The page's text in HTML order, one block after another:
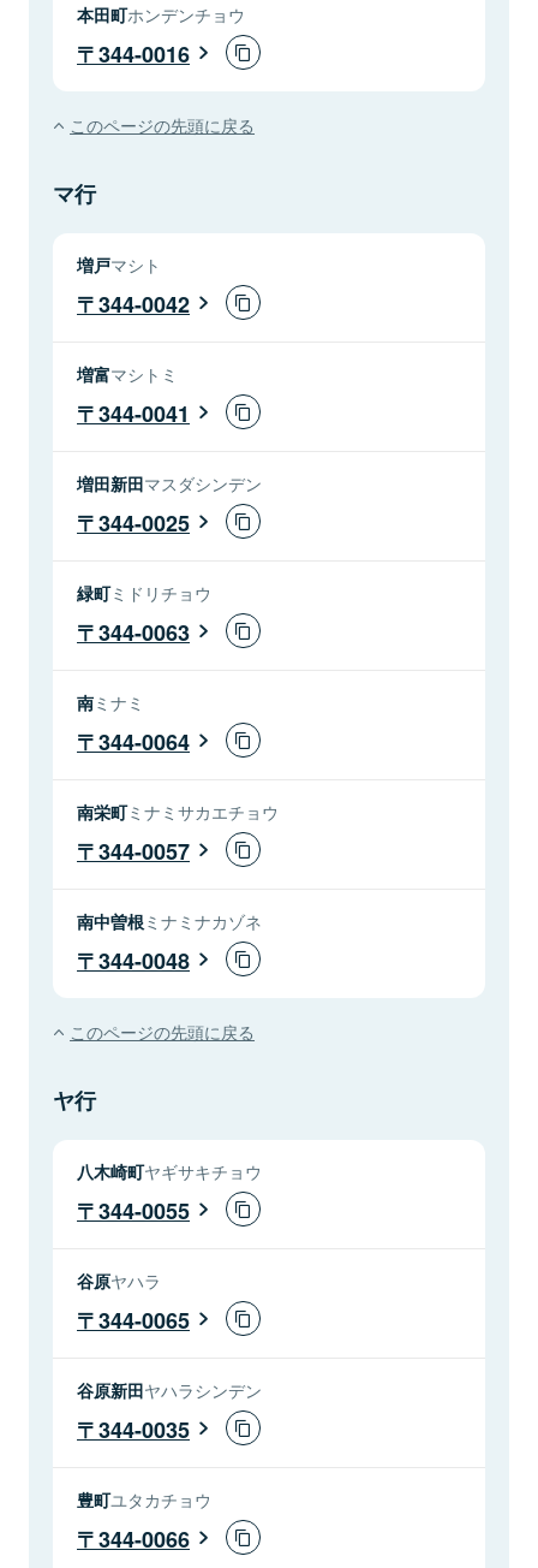
本田町ホンデンチョウ
344-0016
このページの先頭に戻る
マ行
増戸マシト
344-0042
増富マシトミ
344-0041
増田新田マスダシンデン
344-0025
緑町ミドリチョウ
344-0063
南ミナミ
344-0064
南栄町ミナミサカエチョウ
344-0057
南中曽根ミナミナカゾネ
344-0048
このページの先頭に戻る
ヤ行
八木崎町ヤギサキチョウ
344-0055
谷原ヤハラ
344-0065
谷原新田ヤハラシンデン
344-0035
豊町ユタカチョウ
344-0066